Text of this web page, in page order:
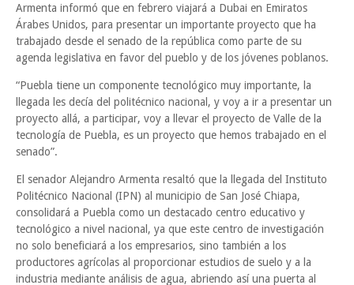
Armenta informó que en febrero viajará a Dubai en Emiratos
Árabes Unidos, para presentar un importante proyecto que ha
trabajado desde el senado de la república como parte de su
agenda legislativa en favor del pueblo y de los jóvenes poblanos.
“Puebla tiene un componente tecnológico muy importante, la
llegada les decía del politécnico nacional, y voy a ir a presentar un
proyecto allá, a participar, voy a llevar el proyecto de Valle de la
tecnología de Puebla, es un proyecto que hemos trabajado en el
senado”.
El senador Alejandro Armenta resaltó que la llegada del Instituto
Politécnico Nacional (IPN) al municipio de San José Chiapa,
consolidará a Puebla como un destacado centro educativo y
tecnológico a nivel nacional, ya que este centro de investigación
no solo beneficiará a los empresarios, sino también a los
productores agrícolas al proporcionar estudios de suelo y a la
industria mediante análisis de agua, abriendo así una puerta al